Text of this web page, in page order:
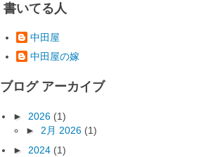
書いてる人
中田屋
中田屋の嫁
ブログ アーカイブ
► 2026 (1)
► 2月 2026 (1)
► 2024 (1)